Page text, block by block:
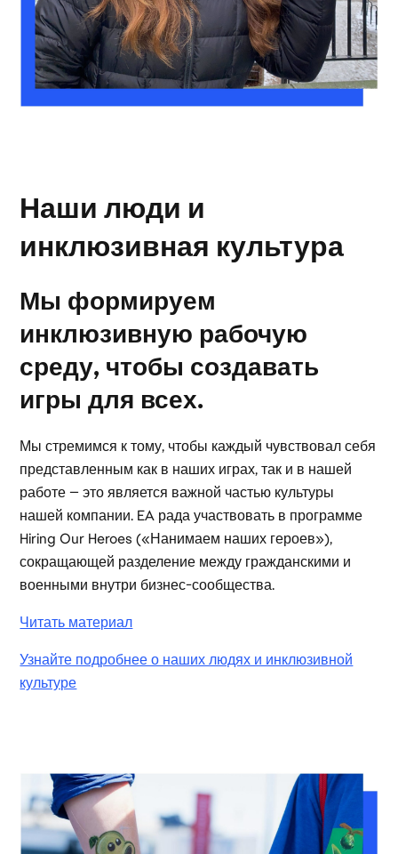
Наши люди и
инклюзивная культура
Мы формируем
инклюзивную рабочую
среду, чтобы создавать
игры для всех.
Мы стремимся к тому, чтобы каждый чувствовал себя
представленным как в наших играх, так и в нашей
работе — это является важной частью культуры
нашей компании. EA рада участвовать в программе
Hiring Our Heroes («Нанимаем наших героев»),
сокращающей разделение между гражданскими и
военными внутри бизнес-сообщества.
Читать материал
Узнайте подробнее о наших людях и инклюзивной
культуре